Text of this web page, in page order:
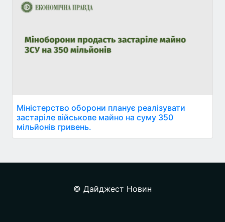
Міністерство оборони планує реалізувати
застаріле військове майно на суму 350
мільйонів гривень.
© Дайджест Новин